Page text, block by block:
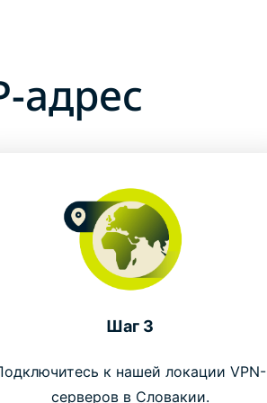
адрес
Шаг 3
к нашей локации VPN-
серверов в Словакии.